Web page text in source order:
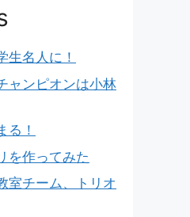
生名人に！
ャンピオンは小林
る！
を作ってみた
室チーム、トリオ